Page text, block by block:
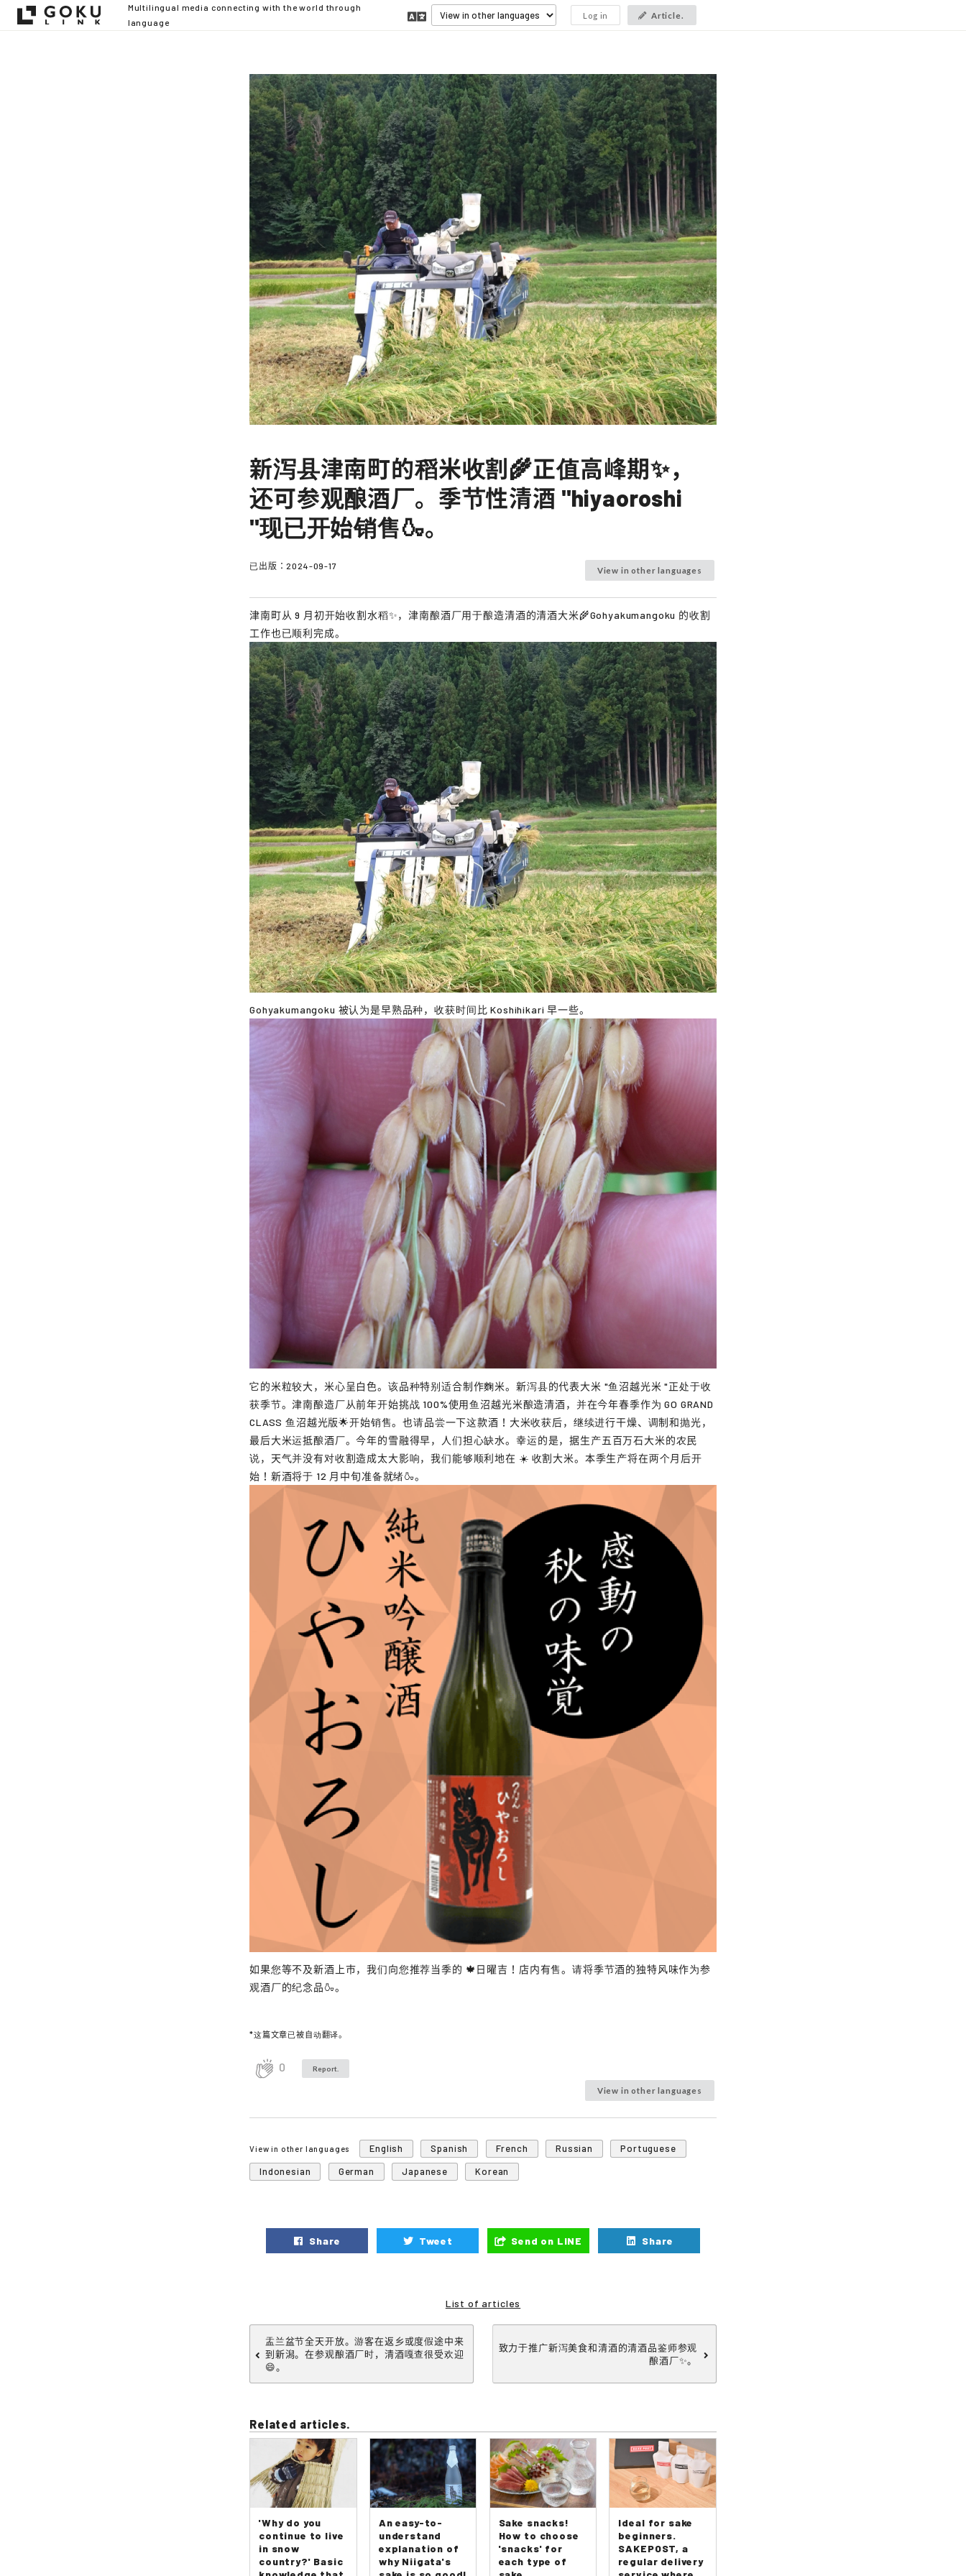
Multilingual media connecting with the world through
language
Log in Article.
新泻县津南町的稻米收割🌾正值高峰期✨，
还可参观酿酒厂。季节性清酒 "hiyaoroshi
"现已开始销售🍶。
已出版： 2024-09-17 View in other languages
津南町从 9 月初开始收割水稻✨，津南酿酒厂用于酿造清酒的清酒大米🌾Gohyakumangoku 的收割
工作也已顺利完成。
Gohyakumangoku 被认为是早熟品种，收获时间比 Koshihikari 早一些。
它的米粒较大，米心呈白色。该品种特别适合制作麴米。新泻县的代表大米 "鱼沼越光米 "正处于收
获季节。津南酿造厂从前年开始挑战 100%使用鱼沼越光米酿造清酒，并在今年春季作为 GO GRAND
CLASS 鱼沼越光版🌟开始销售。也请品尝一下这款酒！大米收获后，继续进行干燥、调制和抛光，
最后大米运抵酿酒厂。今年的雪融得早，人们担心缺水。幸运的是，据生产五百万石大米的农民
说，天气并没有对收割造成太大影响，我们能够顺利地在 ☀️ 收割大米。本季生产将在两个月后开
始！新酒将于 12 月中旬准备就绪🍶。
如果您等不及新酒上市，我们向您推荐当季的 🍁日曜吉！店内有售。请将季节酒的独特风味作为参
观酒厂的纪念品🍶。
*这篇文章已被自动翻译。
0 Report.
View in other languages
View in other languages English Spanish French Russian
Portuguese
Indonesian
German Japanese Korean
Share Tweet Send on LINE Share
List of articles
盂兰盆节全天开放。游客在返乡或度假途中来
到新潟。在参观酿酒厂时，清酒嘎查很受欢迎
😄。
致力于推广新泻美食和清酒的清酒品鉴师参观
酿酒厂✨。
Related articles.
'Why do you
continue to live
in snow
country?' Basic
An easy-to-
understand
explanation of
why Niigata's
Sake snacks!
How to choose
'snacks' for
each type of
Ideal for sake
beginners.
SAKEPOST, a
regular delivery